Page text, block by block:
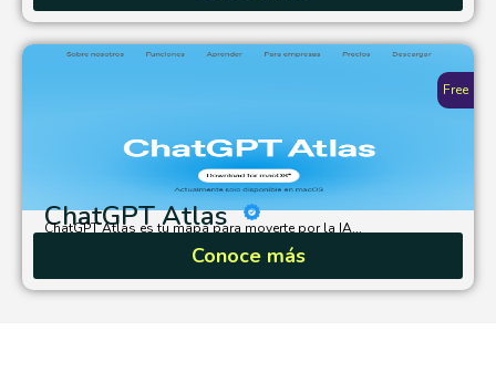
ChatGPT Atlas
ChatGPT Atlas es tu mapa para moverte por la IA...
Conoce más
Free